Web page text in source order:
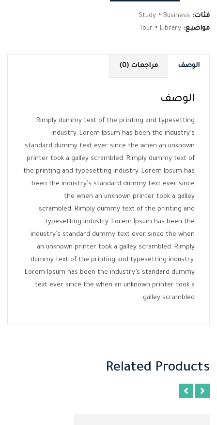
فئات: Business
•
Study
مواضيع: Library
•
Tour
الوصف مراجعات (0)
الوصف
Rimply dummy text of the printing and typesetting
industry. Lorem Ipsum has been the industry’s
standard dummy text ever since the when an unknown
printer took a galley scrambled. Rimply dummy text of
the printing and typesetting industry. Lorem Ipsum has
been the industry’s standard dummy text ever since
the when an unknown printer took a galley
scrambled. Rimply dummy text of the printing and
typesetting industry. Lorem Ipsum has been the
industry’s standard dummy text ever since the when
an unknown printer took a galley scrambled. Rimply
dummy text of the printing and typesetting industry.
Lorem Ipsum has been the industry’s standard dummy
text ever since the when an unknown printer took a
galley scrambled.
Related Products